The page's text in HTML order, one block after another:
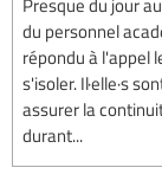
Presque du jour
du personnel
répondu à l'appel
s'isoler. Il·elle·s
assurer la
durant...